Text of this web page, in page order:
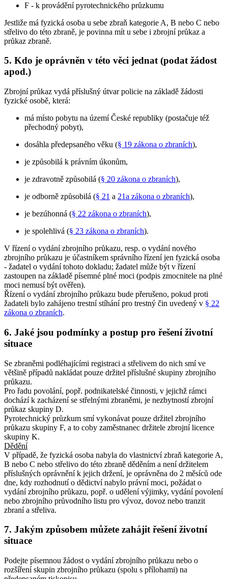
F - k provádění pyrotechnického průzkumu
Jestliže má fyzická osoba u sebe zbraň kategorie A, B nebo C nebo
střelivo do této zbraně, je povinna mít u sebe i zbrojní průkaz a
průkaz zbraně.
5. Kdo je oprávněn v této věci jednat (podat žádost
apod.)
Zbrojní průkaz vydá příslušný útvar policie na základě žádosti
fyzické osobě, která:
má místo pobytu na území České republiky (postačuje též
přechodný pobyt),
dosáhla předepsaného věku (§ 19 zákona o zbraních),
je způsobilá k právním úkonům,
je zdravotně způsobilá (§ 20 zákona o zbraních),
je odborně způsobilá (§ 21 a 21a zákona o zbraních),
je bezúhonná (§ 22 zákona o zbraních),
je spolehlivá (§ 23 zákona o zbraních).
V řízení o vydání zbrojního průkazu, resp. o vydání nového
zbrojního průkazu je účastníkem správního řízení jen fyzická osoba
- žadatel o vydání tohoto dokladu; žadatel může být v řízení
zastoupen na základě písemné plné moci (podpis zmocnitele na plné
moci nemusí být ověřen).
Řízení o vydání zbrojního průkazu bude přerušeno, pokud proti
žadateli bylo zahájeno trestní stíhání pro trestný čin uvedený v § 22
zákona o zbraních.
6. Jaké jsou podmínky a postup pro řešení životní
situace
Se zbraněmi podléhajícími registraci a střelivem do nich smí ve
většině případů nakládat pouze držitel příslušné skupiny zbrojního
průkazu.
Pro řadu povolání, popř. podnikatelské činnosti, v jejichž rámci
dochází k zacházení se střelnými zbraněmi, je nezbytností zbrojní
průkaz skupiny D.
Pyrotechnický průzkum smí vykonávat pouze držitel zbrojního
průkazu skupiny F, a to coby zaměstnanec držitele zbrojní licence
skupiny K.
Dědění
V případě, že fyzická osoba nabyla do vlastnictví zbraň kategorie A,
B nebo C nebo střelivo do této zbraně děděním a není držitelem
příslušných oprávnění k jejich držení, je oprávněna do 2 měsíců ode
dne, kdy rozhodnutí o dědictví nabylo právní moci, požádat o
vydání zbrojního průkazu, popř. o udělení výjimky, vydání povolení
nebo zbrojního průvodního listu pro vývoz, dovoz nebo tranzit
zbraní a střeliva.
7. Jakým způsobem můžete zahájit řešení životní
situace
Podejte písemnou žádost o vydání zbrojního průkazu nebo o
rozšíření skupin zbrojního průkazu (spolu s přílohami) na